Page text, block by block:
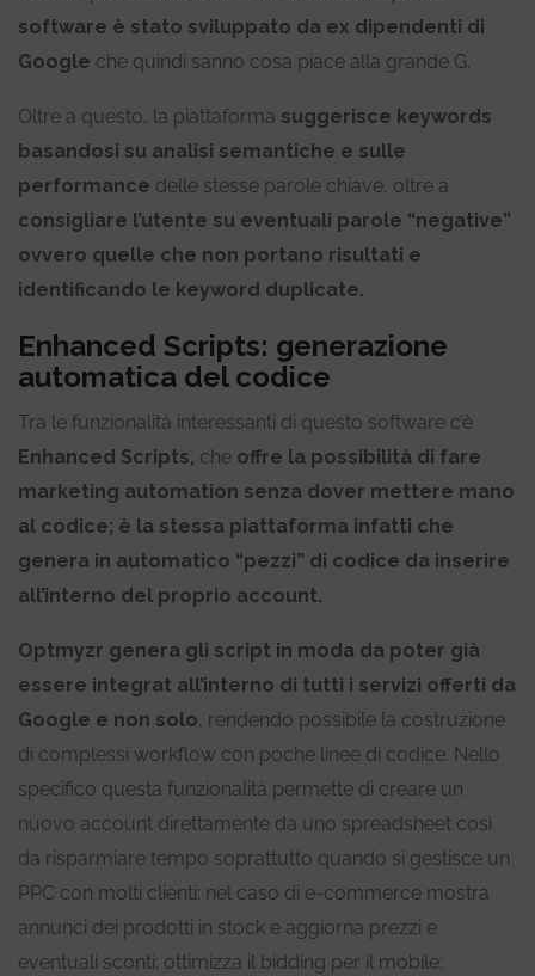
software è stato sviluppato da ex dipendenti di
Google che quindi sanno cosa piace alla grande G.
Oltre a questo, la piattaforma suggerisce keywords
basandosi su analisi semantiche e sulle
performance delle stesse parole chiave, oltre a
consigliare l’utente su eventuali parole “negative”
ovvero quelle che non portano risultati e
identificando le keyword duplicate.
Enhanced Scripts: generazione
automatica del codice
Tra le funzionalità interessanti di questo software c’è
Enhanced Scripts, che offre la possibilità di fare
marketing automation senza dover mettere mano
al codice; è la stessa piattaforma infatti che
genera in automatico “pezzi” di codice da inserire
all’interno del proprio account.
Optmyzr genera gli script in moda da poter già
essere integrat all’interno di tutti i servizi offerti da
Google e non solo, rendendo possibile la costruzione
di complessi workflow con poche linee di codice. Nello
specifico questa funzionalità permette di creare un
nuovo account direttamente da uno spreadsheet così
da risparmiare tempo soprattutto quando si gestisce un
PPC con molti clienti; nel caso di e-commerce mostra
annunci dei prodotti in stock e aggiorna prezzi e
eventuali sconti; ottimizza il bidding per il mobile;